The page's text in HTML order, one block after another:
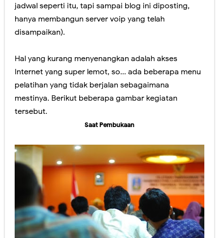
Panduan Penilaian SMA edisi November 2016. Layout Rapor Berubah Lagi, Iya Lagi
Pilkada Rasa Pilpres. Sedikit Pendapat Saya Mengenai Pilgub DKI
Ragu dengan Qur'an Digital? Cobalah Aplikasi Qur'an Kemenag
Hari Ini Pendaftaran Sekolah Kedinasan 2025 Mulai Dibuka, Cek Alur dan Persiapannya di Sini!
jadwal seperti itu, tapi sampai blog ini diposting,
hanya membangun server voip yang telah
disampaikan).
Hal yang kurang menyenangkan adalah akses
Internet yang super lemot, so... ada beberapa menu
pelatihan yang tidak berjalan sebagaimana
mestinya. Berikut beberapa gambar kegiatan
tersebut.
Saat Pembukaan